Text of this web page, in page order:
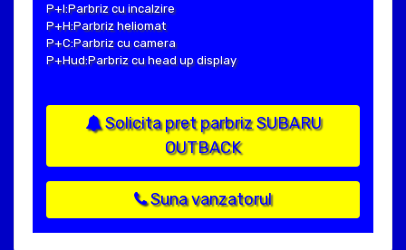
P+I:Parbriz cu incalzire
P+H:Parbriz heliomat
P+C:Parbriz cu camera
P+Hud:Parbriz cu head up display
Solicita pret parbriz SUBARU
OUTBACK
Suna vanzatorul